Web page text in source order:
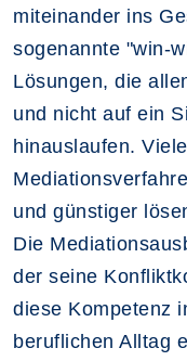
miteinander ins
sogenannte "win-
Lösungen, die
und nicht auf ein
hinauslaufen.
und günstiger
Die
der seine
diese Kompetenz
beruflichen Alltag